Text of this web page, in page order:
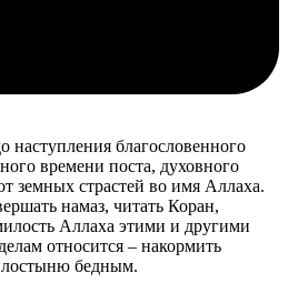
наступления благословенного
времени поста, духовного
земных страстей во имя Аллаха.
намаз, читать Коран,
Аллаха этими и другими
относится – накормить
бедным.